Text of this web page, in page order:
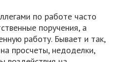
по работе часто
поручения, а
работу. Бывает и так,
просчеты, недоделки,